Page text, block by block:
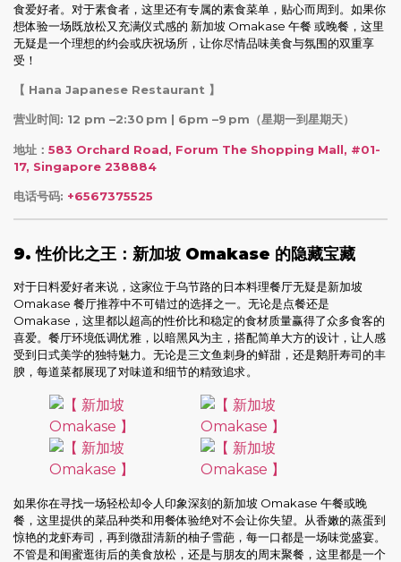
食爱好者。对于素食者，这里还有专属的素食菜单，贴心而周到。如果你
想体验一场既放松又充满仪式感的 新加坡 Omakase 午餐 或晚餐，这里
无疑是一个理想的约会或庆祝场所，让你尽情品味美食与氛围的双重享
受！
【 Hana Japanese Restaurant 】
营业时间: 12 pm –2:30 pm | 6pm –9 pm （星期一到星期天）
地址： 583 Orchard Road, Forum The Shopping Mall, #01-
17, Singapore 238884
电话号码: +6567375525
9. 性价比之王：新加坡 Omakase 的隐藏宝藏
对于日料爱好者来说，这家位于乌节路的日本料理餐厅无疑是新加坡
Omakase 餐厅推荐中不可错过的选择之一。无论是点餐还是
Omakase，这里都以超高的性价比和稳定的食材质量赢得了众多食客的
喜爱。餐厅环境低调优雅，以暗黑风为主，搭配简单大方的设计，让人感
受到日式美学的独特魅力。无论是三文鱼刺身的鲜甜，还是鹅肝寿司的丰
腴，每道菜都展现了对味道和细节的精致追求。
如果你在寻找一场轻松却令人印象深刻的新加坡 Omakase 午餐或晚
餐，这里提供的菜品种类和用餐体验绝对不会让你失望。从香嫩的蒸蛋到
惊艳的龙虾寿司，再到微甜清新的柚子雪葩，每一口都是一场味觉盛宴。
不管是和闺蜜逛街后的美食放松，还是与朋友的周末聚餐，这里都是一个